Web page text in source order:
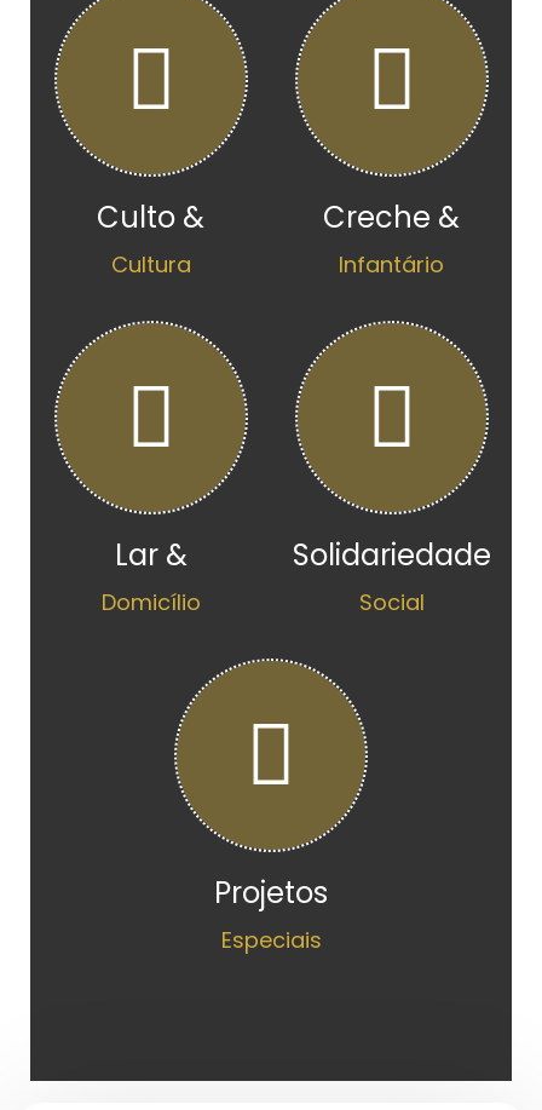
Culto &
Cultura
Creche &
Infantário
Lar &
Domicílio
Solidariedade
Social
Projetos
Especiais